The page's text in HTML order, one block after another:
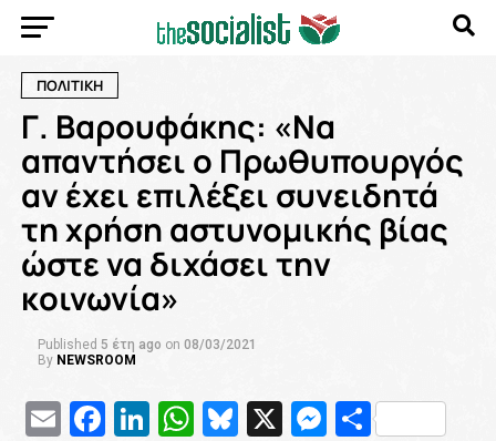
ΠΟΛΙΤΙΚΗ
Γ. Βαρουφάκης: «Να
απαντήσει ο Πρωθυπουργός
αν έχει επιλέξει συνειδητά
τη χρήση αστυνομικής βίας
ώστε να διχάσει την
κοινωνία»
Published 5 έτη ago on 08/03/2021
By NEWSROOM
EmailFacebook
LinkedIn
WhatsApp
Bluesky
X